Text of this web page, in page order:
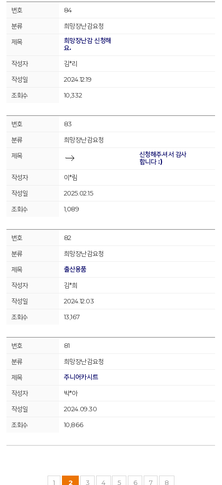
84
희망장난감요청
희망장난감 신청해
요.
김*리
2024.12.19
10,332
83
희망장난감요청
신청해주셔서 감사
합니다 :)
이*림
2025.02.15
1,089
82
희망장난감요청
출산용품
김*희
2024.12.03
13,167
81
희망장난감요청
주니어카시트
박*아
2024.09.30
10,866
1 2 3 4 5 6 7 8